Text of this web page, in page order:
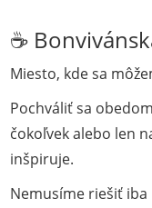
☕
Miesto, kde sa
Pochváliť sa
čokoľvek alebo len
inšpiruje.
Nemusíme riešiť iba